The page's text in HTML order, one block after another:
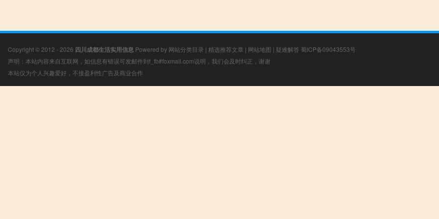
Copyright © 2012 - 2026 四川成都生活实用信息 Powered by 网站分类目录 | 精选推荐文章 | 网站地图 | 疑难解答 蜀ICP备09043553号
声明：本站内容来自互联网，如信息有错误可发邮件到f_fb#foxmail.com说明，我们会及时纠正，谢谢
本站仅为个人兴趣爱好，不接盈利性广告及商业合作